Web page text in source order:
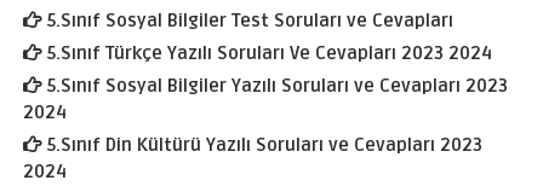
5.Sınıf Sosyal Bilgiler Test Soruları ve Cevapları
5.Sınıf Türkçe Yazılı Soruları Ve Cevapları 2023 2024
5.Sınıf Sosyal Bilgiler Yazılı Soruları ve Cevapları 2023
2024
5.Sınıf Din Kültürü Yazılı Soruları ve Cevapları 2023
2024